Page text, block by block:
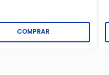
COMPRAR